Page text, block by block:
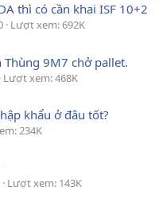
thì có cần khai ISF 10+2
Lượt xem: 692K
Thùng 9M7 chở pallet.
Lượt xem: 468K
khẩu ở đâu tốt?
234K
Lượt xem: 143K